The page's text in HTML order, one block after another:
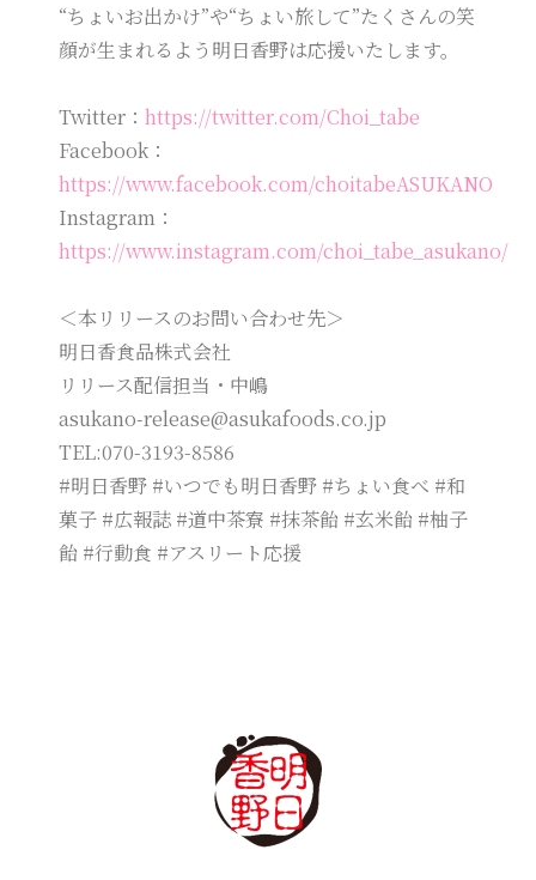
“ちょいお出かけ”や“ちょい旅して”たくさんの笑
顔が生まれるよう明日香野は応援いたします。
Twitter： https://twitter.com/Choi_tabe
Facebook：
https://www.facebook.com/choitabeASUKANO
Instagram：
https://www.instagram.com/choi_tabe_asukano/
＜本リリースのお問い合わせ先＞
明日香食品株式会社
リリース配信担当・中嶋
asukano-release@asukafoods.co.jp
TEL:070-3193-8586
#明日香野 #いつでも明日香野 #ちょい食べ #和
菓子 #広報誌 #道中茶寮 #抹茶飴 #玄米飴 #柚子
飴 #行動食 #アスリート応援